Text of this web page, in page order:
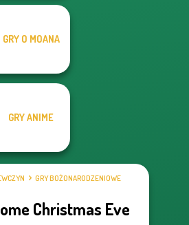
GRY O MOANA
GRY ANIME
GRY BOŻONARODZENIOWE
Christmas Eve